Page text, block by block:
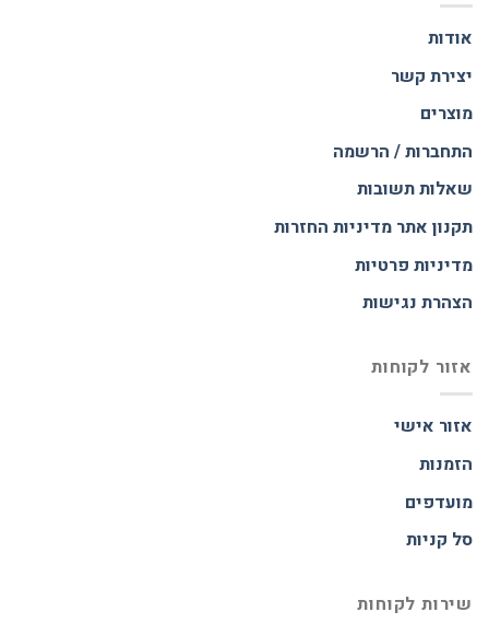
אודות
יצירת קשר
מוצרים
התחברות / הרשמה
שאלות תשובות
תקנון אתר מדיניות החזרות
מדיניות פרטיות
הצהרת נגישות
אזור לקוחות
אזור אישי
הזמנות
מועדפים
סל קניות
שירות לקוחות